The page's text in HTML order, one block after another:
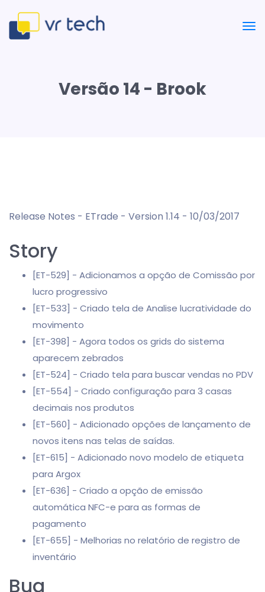
Versão 14 - Brook
Release Notes - ETrade - Version 1.14 - 10/03/2017
Story
[ET-529] - Adicionamos a opção de Comissão por
lucro progressivo
[ET-533] - Criado tela de Analise lucratividade do
movimento
[ET-398] - Agora todos os grids do sistema
aparecem zebrados
[ET-524] - Criado tela para buscar vendas no PDV
[ET-554] - Criado configuração para 3 casas
decimais nos produtos
[ET-560] - Adicionado opções de lançamento de
novos itens nas telas de saídas.
[ET-615] - Adicionado novo modelo de etiqueta
para Argox
[ET-636] - Criado a opção de emissão
automática NFC-e para as formas de
pagamento
[ET-655] - Melhorias no relatório de registro de
inventário
Bug